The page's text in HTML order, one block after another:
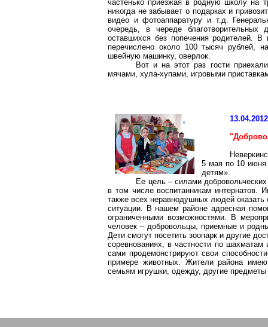
частенько приезжая в родную школу на
никогда не забывает о подарках и
видео и фотоаппаратуру и т.д.
очередь, в череде
оставшихся без попечения родителей.
перечислено около 100 тысяч рублей,
швейную машинку, оверлок.
Вот и на этот раз гости
мячами, хула-хупами, игровыми
13.04.2012
5 мая по 10 июня
детям».
Ее цель – силами
в том числе воспитанникам интернатов.
также всех неравнодушных людей
ситуации. В нашем районе адресная
ограниченными возможностями. В
человек – добровольцы, приемные и
Дети смогут посетить зоопарк и другие
соревнованиях, в частности по
сами продемонстрируют свои
примере животных. Жители района
семьям игрушки, одежду, другие